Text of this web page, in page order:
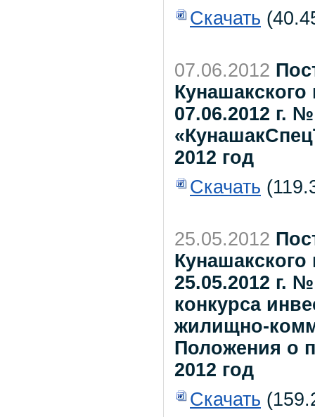
Скачать
07.06.2012
07.06.2012 г.
2012 год
Скачать
25.05.2012
25.05.2012 г.
конкурса
жилищно-
Положения о
2012 год
Скачать